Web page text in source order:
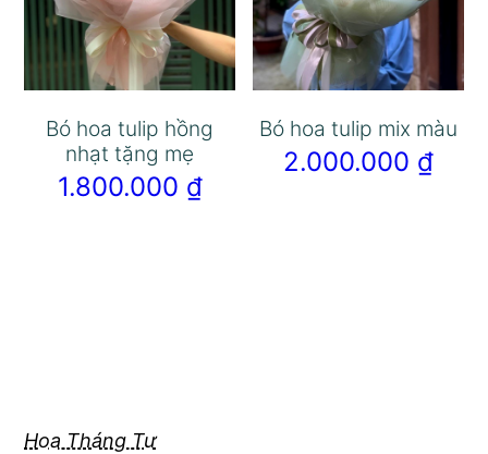
Bó hoa tulip hồng
nhạt tặng mẹ
1.800.000 ₫
Bó hoa tulip mix màu
2.000.000 ₫
Hoa Tháng Tư